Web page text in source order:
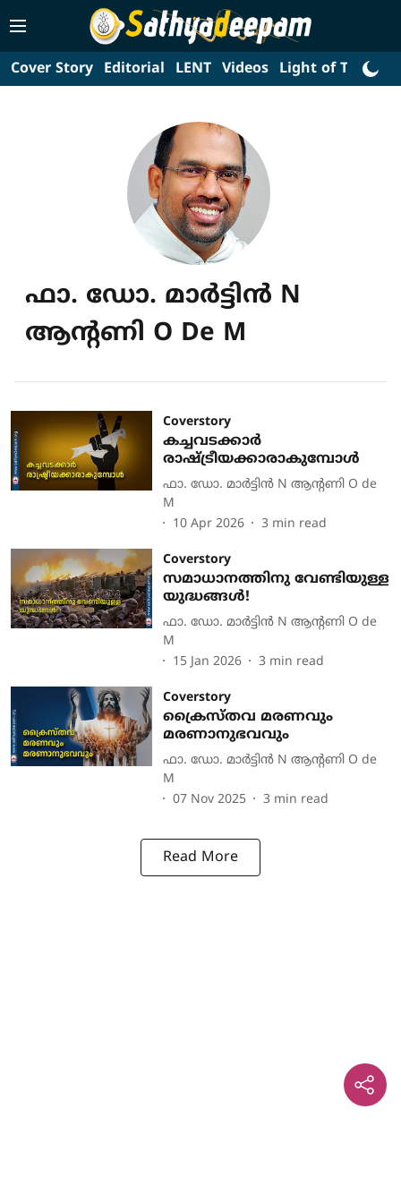
Cover Story Editorial LENT Videos Light of Truth
ഫാ. ഡോ. മാര്‍ട്ടിന്‍ N
ആന്റണി O De M
Coverstory
കച്ചവടക്കാർ
രാഷ്ട്രീയക്കാരാകുമ്പോൾ
ഫാ. ഡോ. മാര്‍ട്ടിന്‍ N ആന്റണി O de
M
10 Apr 2026
3 min read
Coverstory
സമാധാനത്തിനു വേണ്ടിയുള്ള
യുദ്ധങ്ങള്‍!
ഫാ. ഡോ. മാര്‍ട്ടിന്‍ N ആന്റണി O de
M
15 Jan 2026
3 min read
Coverstory
ക്രൈസ്തവ മരണവും
മരണാനുഭവവും
ഫാ. ഡോ. മാര്‍ട്ടിന്‍ N ആന്റണി O de
M
07 Nov 2025
3 min read
Read More